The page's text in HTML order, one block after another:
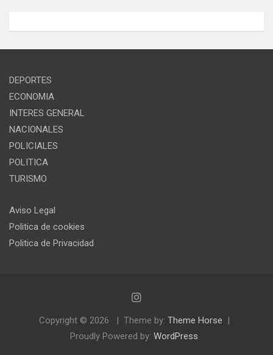
DEPORTES
ECONOMIA
INTERES GENERAL
NACIONALES
POLICIALES
POLITICA
TURISMO
Aviso Legal
Politica de cookies
Politica de Privacidad
Copyright © 2026 Theme by: Theme Horse
Proudly Powered by: WordPress